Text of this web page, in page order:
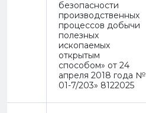
безопасности
производственных
процессов добычи
полезных
ископаемых
открытым
способом» от 24
апреля 2018 года №
01-7/203» 8122025